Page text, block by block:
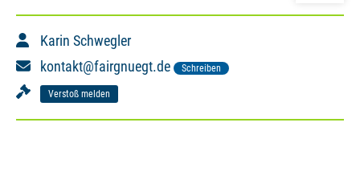
Karin Schwegler
kontakt@fairgnuegt.de
Schreiben
Verstoß melden